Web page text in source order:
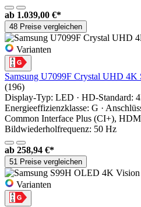
ab 1.039,00 €*
48 Preise vergleichen
Varianten
Samsung U7099F Crystal UHD 4K
(196)
Display-Typ: LED · HD-Standard:
Energieeffizienzklasse: G ·
Common Interface Plus (CI+),
Bildwiederholfrequenz: 50 Hz
ab 258,94 €*
51 Preise vergleichen
Varianten